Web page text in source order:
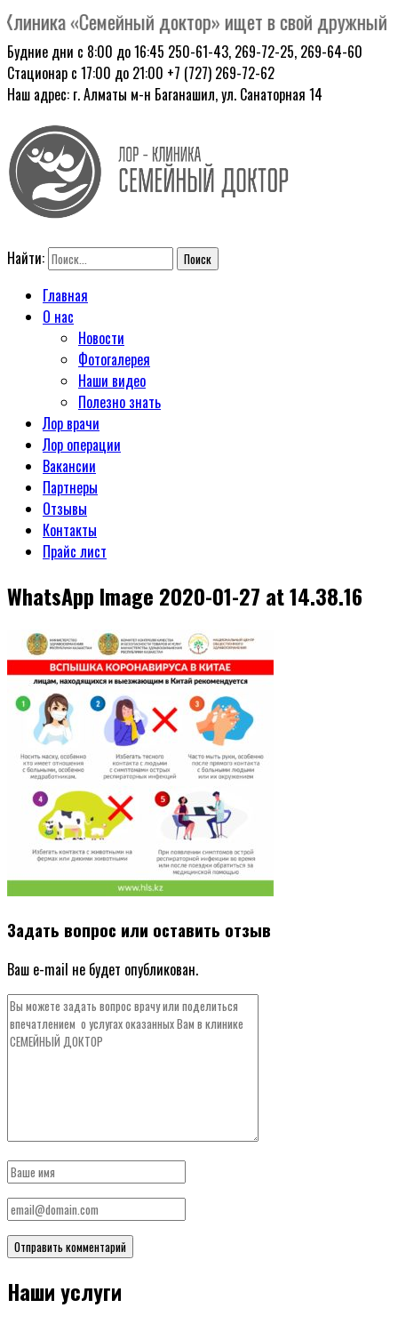
«Семейный доктор» ищет в свой дружный
Будние дни с 8:00 до 16:45 250-61-43, 269-72-25, 269-64-60
Стационар с 17:00 до 21:00 +7 (727) 269-72-62
Наш адрес: г. Алматы м-н Баганашил, ул. Санаторная 14
Найти:
Главная
О нас
Новости
Фотогалерея
Наши видео
Полезно знать
Лор врачи
Лор операции
Вакансии
Партнеры
Отзывы
Контакты
Прайс лист
WhatsApp Image 2020-01-27 at 14.38.16
Задать вопрос или оставить отзыв
Ваш e-mail не будет опубликован.
Наши услуги